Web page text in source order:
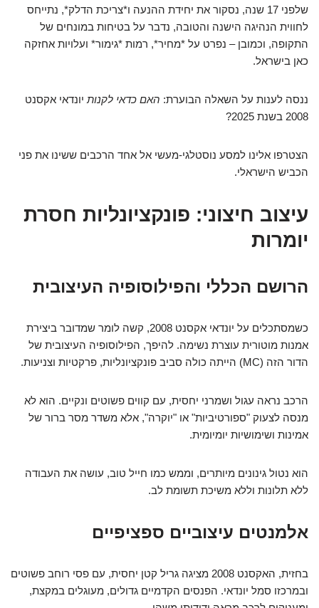
שלפני 17 שנה, נסקור את יחידת ההנעה ו*צריכת הדלק*, נתייחס
לחווית הנהיגה הישנה והטובה, נדבר על בטיחות במונחים של
התקופה, וכמובן – נפרט על *מחיר*, רמות *גימור* ועלויות אחזקה
כאן בישראל.
ננסה לענות על השאלה הבוערת: האם כדאי לקנות יונדאי אקסנט
2008 בשנת 2025?
הצטרפו אלינו למסע נוסטלגי-מעשי אל אחד הרכבים ששינו את פני
הכביש הישראלי.
עיצוב חיצוני: פונקציונליות חסרת
יומרות
הרושם הכללי והפילוסופיה העיצובית
כשמסתכלים על יונדאי אקסנט 2008, קשה לומר שמדובר ביצירת
אמנות מוטורית עוצרת נשימה. להיפך, הפילוסופיה העיצובית של
הדור הזה (MC) הייתה כולה סביב פונקציונליות, פרקטיות וצניעות.
הרכב נראה עגול ושמרני יחסית, עם קווים פשוטים ונקיים. הוא לא
מנסה לצעוק "ספורטיביות" או "יוקרה", אלא משדר מסר ברור של
אמינות ושימושיות יומיומית.
הוא נטול גינונים מיותרים, וממש כמו חייל טוב, עושה את העבודה
ללא תלונות וללא משיכת תשומת לב.
אלמנטים עיצוביים ספציפיים
בחזית, האקסנט 2008 מציגה גריל קטן יחסית, עם פסי רוחב פשוטים
ובמרכזו סמל יונדאי. הפנסים הקדמיים גדולים, מעוגלים במקצת,